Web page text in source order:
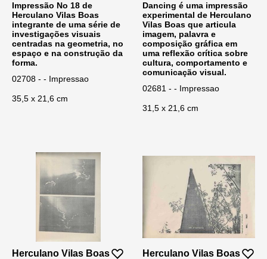
Impressão No 18 de
Herculano Vilas Boas
integrante de uma série de
investigações visuais
centradas na geometria, no
espaço e na construção da
forma.
02708 - - Impressao
35,5 x 21,6 cm
Dancing é uma impressão
experimental de Herculano
Vilas Boas que articula
imagem, palavra e
composição gráfica em
uma reflexão crítica sobre
cultura, comportamento e
comunicação visual.
02681 - - Impressao
31,5 x 21,6 cm
Herculano Vilas Boas Herculano Vilas Boas